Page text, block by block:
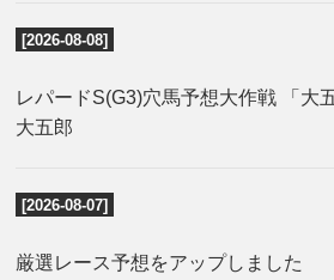
[2026-08-08]
レパードS(G3)穴馬予想大作戦 「大
大五郎
[2026-08-07]
厳選レース予想をアップしました